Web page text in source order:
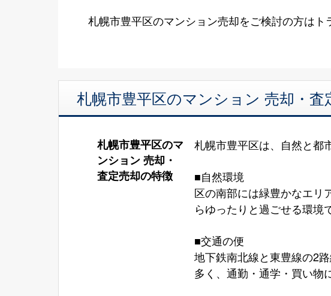
札幌市豊平区のマンション売却をご検討の方は
札幌市豊平区のマンション 売却・
札幌市豊平区のマ
ンション 売却・
査定売却の特徴
札幌市豊平区は、自然と都
■自然環境
区の南部には緑豊かなエリ
らゆったりと過ごせる環境
■交通の便
地下鉄南北線と東豊線の2
多く、通勤・通学・買い物